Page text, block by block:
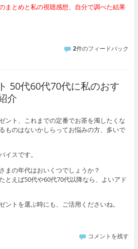
まとめと私の視聴感想、自分で調べた結果
2件のフィードバック
50代60代70代に私のおす
介
ント、これまでの定番でお茶を濁したくな
ものはないかしらってお悩みの方、多いで
イスです。
まの年代はおいくつでしょうか？
とえば50代や60代70代以降なら、よいアド
ントを選ぶ時にも、ご活用くださいね。
コメントを残す